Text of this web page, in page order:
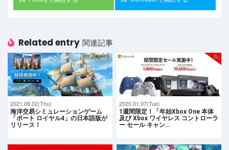
Related entry 関連記事
2021.09.02(Thu)
海洋交易シミュレーションゲーム
「ポート ロイヤル4」の日本語版が
リリース！
2020.01.07(Tue)
1週間限定！「年始Xbox One 本体
及び Xbox ワイヤレス コントローラ
ー セール キャン…